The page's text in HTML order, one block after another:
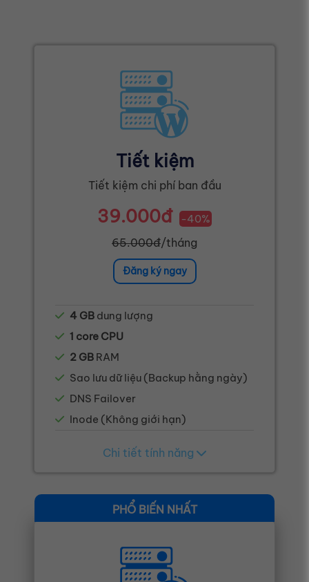
Tiết kiệm
Tiết kiệm chi phí ban đầu
39.000đ -40%
65.000đ/tháng
Đăng ký ngay
4 GB dung lượng
1 core CPU
2 GB RAM
Sao lưu dữ liệu (Backup hằng ngày)
DNS Failover
Inode (Không giới hạn)
Chi tiết tính năng